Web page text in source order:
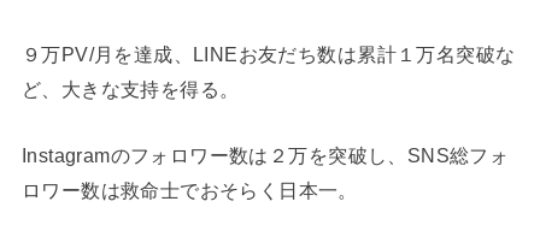
９万PV/月を達成、LINEお友だち数は累計１万名突破な
ど、大きな支持を得る。
Instagramのフォロワー数は２万を突破し、SNS総フォ
ロワー数は救命士でおそらく日本一。